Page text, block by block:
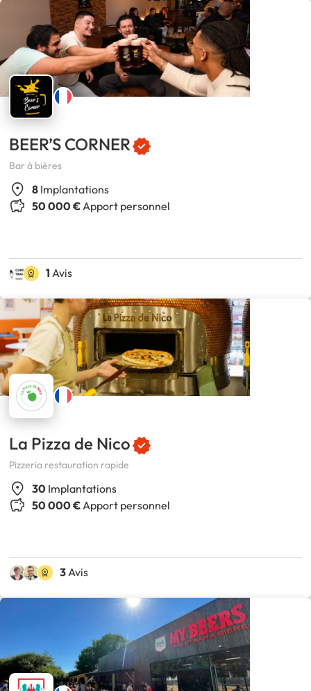
BEER’S CORNER
Bar à bières
8 Implantations
50 000 € Apport personnel
1 Avis
La Pizza de Nico
Pizzeria restauration rapide
30 Implantations
50 000 € Apport personnel
3Avis